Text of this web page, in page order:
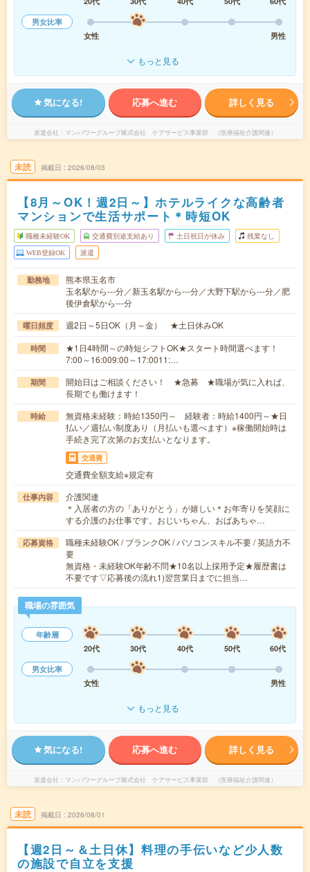
男女比率
女性
男性
もっと見る
気になる! 応募へ進む 詳しく見る
派遣会社 マンパワーグループ株式会社 ケアサービス事業部 （医療福祉介護関連）
未読 掲載日 2026/08/03
【8月～OK！週2日～】ホテルライクな高齢者
マンションで生活サポート＊時短OK
職種未経験OK 交通費別途支給あり 土日祝日が休み 残業なし
WEB登録OK 派遣
勤務地
熊本県玉名市
玉名駅から---分／新玉名駅から---分／大野下駅から---分／肥
後伊倉駅から---分
曜日頻度 週2日～5日OK（月～金） ★土日休みOK
時間
★1日4時間～の時短シフトOK★スタート時間選べます！
7:00～16:009:00～17:0011:…
期間
開始日はご相談ください！ ★急募 ★職場が気に入れば、
長期でも働けます！
時給
無資格未経験：時給1350円～ 経験者：時給1400円～★日
払い／週払い制度あり（月払いも選べます）※稼働開始時は
手続き完了次第のお支払いとなります。
交通費
交通費全額支給※規定有
仕事内容
介護関連
＊入居者の方の「ありがとう」が嬉しい＊お年寄りを笑顔に
する介護のお仕事です。おじいちゃん、おばあちゃ…
応募資格
職種未経験OK / ブランクOK / パソコンスキル不要 / 英語力不
要
無資格・未経験OK年齢不問★10名以上採用予定★履歴書は
不要です▽応募後の流れ1)翌営業日までに担当…
職場の雰囲気
年齢層
20代
30代 40代 50代
60代
男女比率
女性
男性
もっと見る
気になる! 応募へ進む 詳しく見る
派遣会社 マンパワーグループ株式会社 ケアサービス事業部 （医療福祉介護関連）
未読 掲載日 2026/08/01
【週2日～＆土日休】料理の手伝いなど少人数
の施設で自立を支援